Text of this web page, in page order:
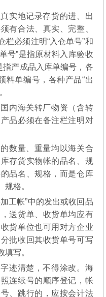
实地记录存货的进、出
有合法、真实、完整、
栏必须注明“入仓单号”和
号”是指原材料入库验收
指产成品入库单编号，各
料单编号，各种产品“出
内海关转厂物资（含转
品必须在备注栏注明对
数量、重量均以海关合
存货实物帐的品名、规
品名、规格，而是仓库
规格。
工帐”中的发出或收回品
送货单、收货单均应有
货单位也可用对方企业
批收回其收货单号可写
填写。
迹清楚，不得涂改。海
连续号的顺序登记，帐
、跳行的，应按会计法